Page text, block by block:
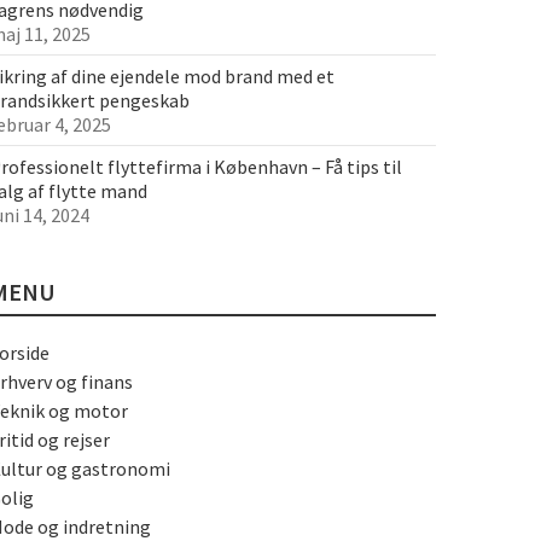
nødvendig
11, 2025
af dine ejendele mod brand med et
pengeskab
4, 2025
flyttefirma i København – Få tips til
af flytte mand
14, 2024
og finans
og motor
og rejser
og gastronomi
og indretning